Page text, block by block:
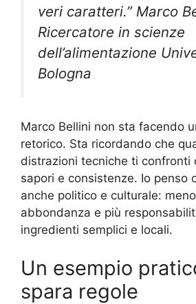
veri caratteri.” Marco
Ricercatore in scienze
dell’alimentazione
Bologna
Marco Bellini non sta facendo
retorico. Sta ricordando che
distrazioni tecniche ti confronti
sapori e consistenze. Io penso
anche politico e culturale:
abbondanza e più
ingredienti semplici e locali.
Un esempio
spara regole